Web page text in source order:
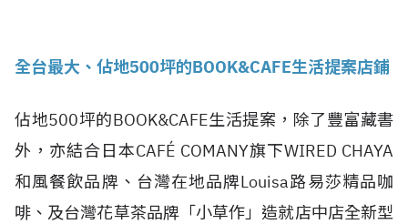
全台最大、佔地500坪的BOOK&CAFE生活提案店鋪
佔地500坪的BOOK&CAFE生活提案，除了豐富藏書
外，亦結合日本CAFÉ COMANY旗下WIRED CHAYA
和風餐飲品牌、台灣在地品牌Louisa路易莎精品咖
啡、及台灣花草茶品牌「小草作」造就店中店全新型